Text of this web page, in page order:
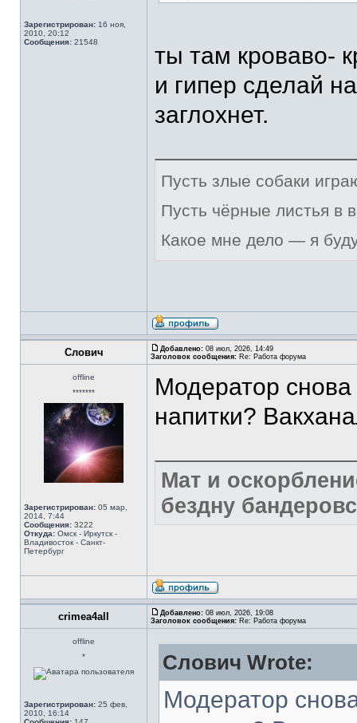
Зарегистрирован: 16 ноя,
2010, 20:12
Сообщения: 21548
ты там кроваво-
и гипер сделай
заглохнет.
Пусть злые собаки
Пусть чёрные листья в
Какое мне дело — я
Слович Добавлено: 08 июл, 2026, 14:49
Заголовок сообщения: Re: Работа форума
offline
*******
Зарегистрирован: 05 мар,
2014, 7:44
Сообщения: 3222
Откуда: Омск - Иркутск -
Владивосток - Санкт-
Петербург
Модератор снова
напитки?
Мат и
бездну
crimea4all Добавлено: 08 июл, 2026, 19:08
Заголовок сообщения: Re: Работа форума
offline
*
Зарегистрирован: 25 фев,
2010, 16:14
Слович Wrote:
Модератор